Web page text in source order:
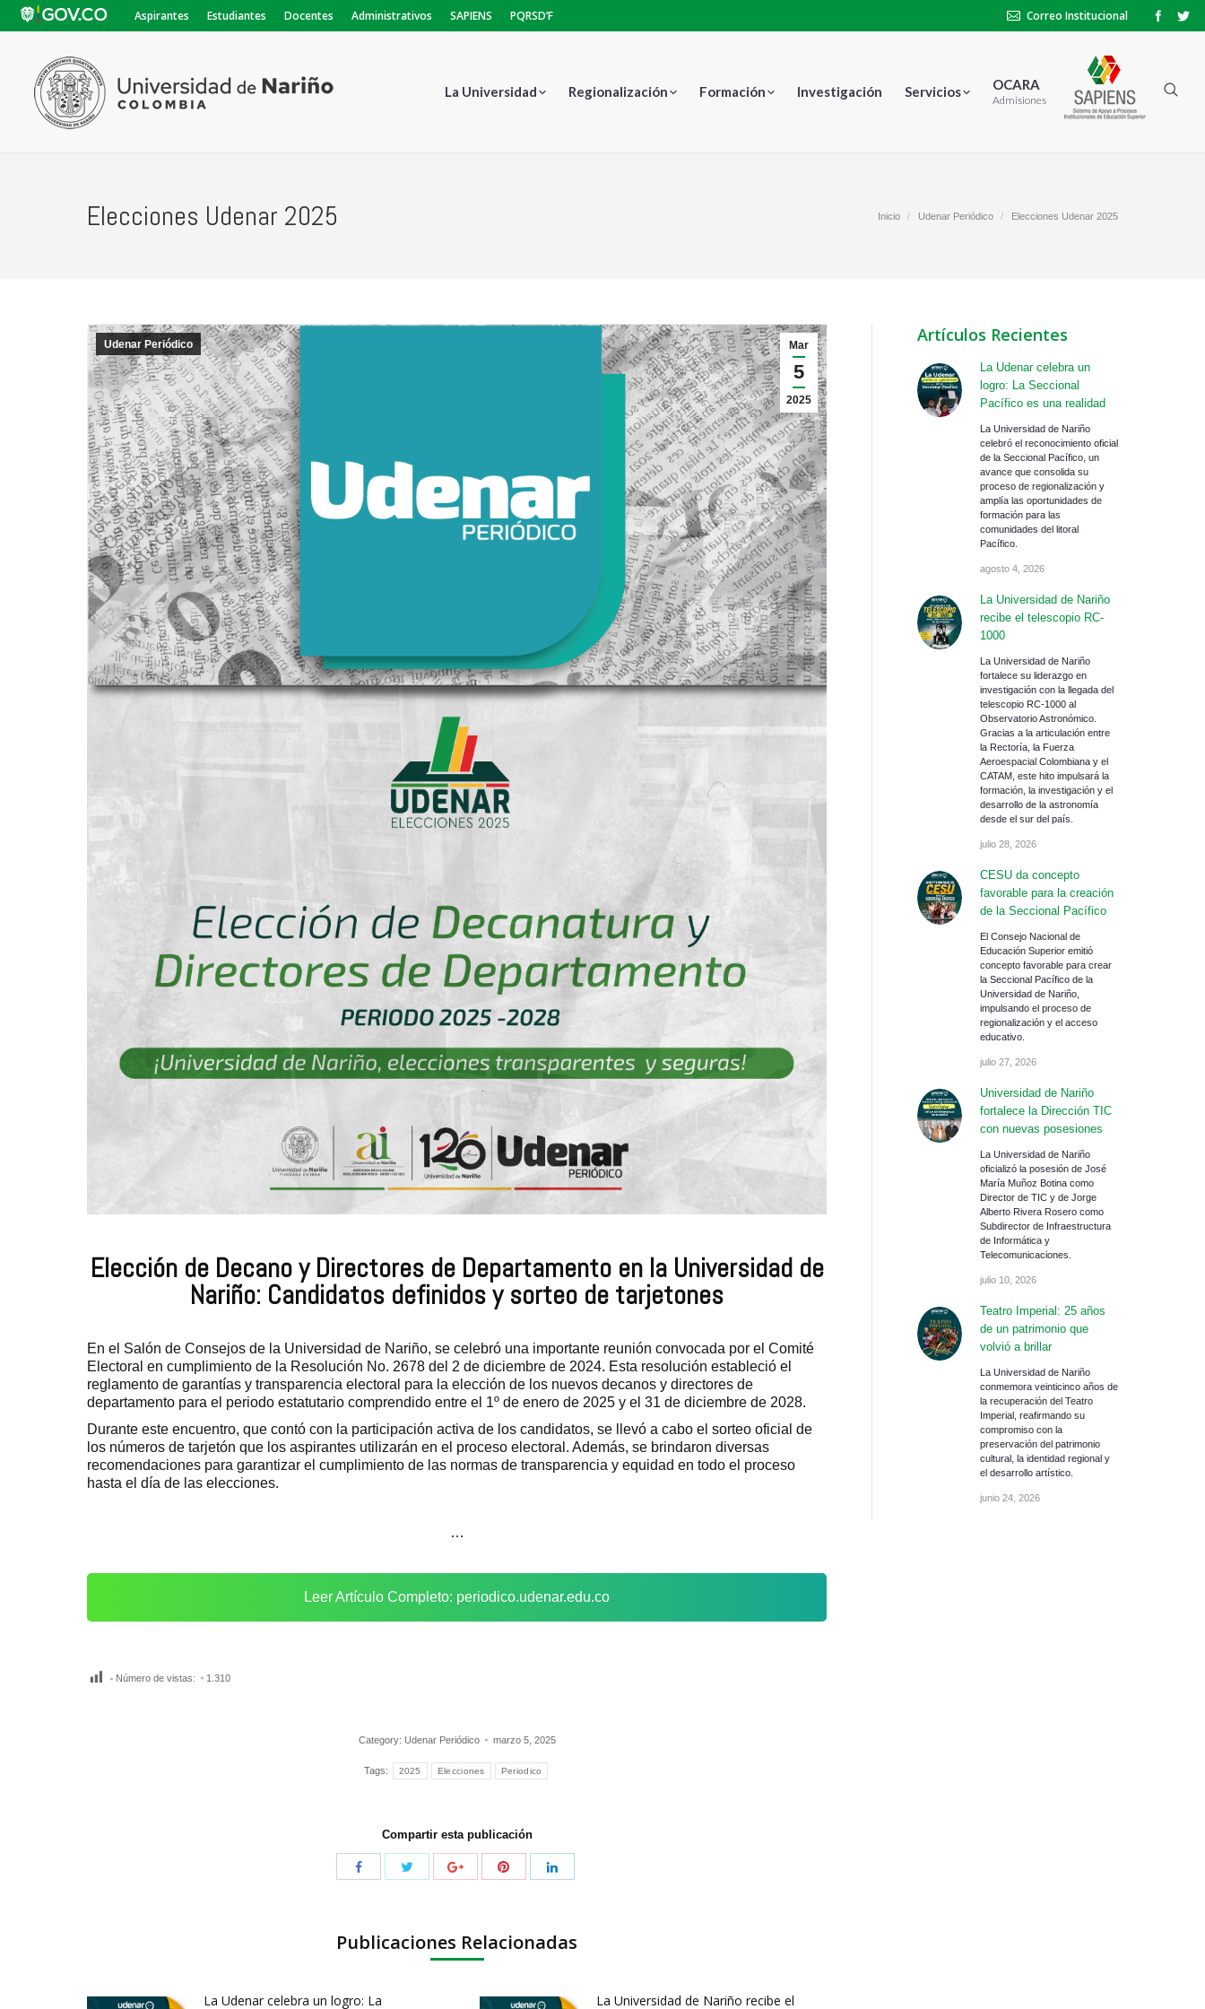
Aspirantes Estudiantes Docentes Administrativos SAPIENS PQRSD’F Correo Institucional
La Universidad Regionalización Formación Investigación Servicios OCARA
Admisiones
Elecciones Udenar 2025 Inicio Udenar Periódico Elecciones Udenar 2025
Mar
5
2025
Udenar Periódico
Elección de Decano y Directores de Departamento en la Universidad de
Nariño: Candidatos definidos y sorteo de tarjetones
En el Salón de Consejos de la Universidad de Nariño, se celebró una importante reunión convocada por el Comité
Electoral en cumplimiento de la Resolución No. 2678 del 2 de diciembre de 2024. Esta resolución estableció el
reglamento de garantías y transparencia electoral para la elección de los nuevos decanos y directores de
departamento para el periodo estatutario comprendido entre el 1º de enero de 2025 y el 31 de diciembre de 2028.
Durante este encuentro, que contó con la participación activa de los candidatos, se llevó a cabo el sorteo oficial de
los números de tarjetón que los aspirantes utilizarán en el proceso electoral. Además, se brindaron diversas
recomendaciones para garantizar el cumplimiento de las normas de transparencia y equidad en todo el proceso
hasta el día de las elecciones.
…
Leer Artículo Completo: periodico.udenar.edu.co
Número de vistas: 1.310
Category: Udenar Periódico marzo 5, 2025
Tags: 2025 Elecciones Periodico
Compartir esta publicación
Publicaciones Relacionadas
La Udenar celebra un logro: La
La Universidad de Nariño recibe el
Artículos Recientes
La Udenar celebra un
logro: La Seccional
Pacífico es una realidad
La Universidad de Nariño
celebró el reconocimiento oficial
de la Seccional Pacífico, un
avance que consolida su
proceso de regionalización y
amplía las oportunidades de
formación para las
comunidades del litoral
Pacífico.
agosto 4, 2026
La Universidad de Nariño
recibe el telescopio RC-
1000
La Universidad de Nariño
fortalece su liderazgo en
investigación con la llegada del
telescopio RC-1000 al
Observatorio Astronómico.
Gracias a la articulación entre
la Rectoría, la Fuerza
Aeroespacial Colombiana y el
CATAM, este hito impulsará la
formación, la investigación y el
desarrollo de la astronomía
desde el sur del país.
julio 28, 2026
CESU da concepto
favorable para la creación
de la Seccional Pacífico
El Consejo Nacional de
Educación Superior emitió
concepto favorable para crear
la Seccional Pacífico de la
Universidad de Nariño,
impulsando el proceso de
regionalización y el acceso
educativo.
julio 27, 2026
Universidad de Nariño
fortalece la Dirección TIC
con nuevas posesiones
La Universidad de Nariño
oficializó la posesión de José
María Muñoz Botina como
Director de TIC y de Jorge
Alberto Rivera Rosero como
Subdirector de Infraestructura
de Informática y
Telecomunicaciones.
julio 10, 2026
Teatro Imperial: 25 años
de un patrimonio que
volvió a brillar
La Universidad de Nariño
conmemora veinticinco años de
la recuperación del Teatro
Imperial, reafirmando su
compromiso con la
preservación del patrimonio
cultural, la identidad regional y
el desarrollo artístico.
junio 24, 2026